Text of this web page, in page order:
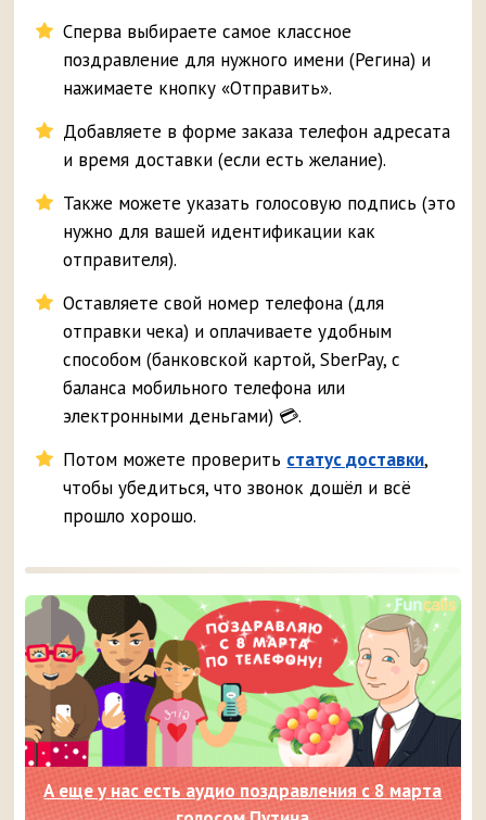
Сперва выбираете самое классное
поздравление для нужного имени (Регина) и
нажимаете кнопку «Отправить».
Добавляете в форме заказа телефон адресата
и время доставки (если есть желание).
Также можете указать голосовую подпись (это
нужно для вашей идентификации как
отправителя).
Оставляете свой номер телефона (для
отправки чека) и оплачиваете удобным
способом (банковской картой, SberPay, с
баланса мобильного телефона или
электронными деньгами) 💳.
Потом можете проверить статус доставки,
чтобы убедиться, что звонок дошёл и всё
прошло хорошо.
А еще у нас есть аудио поздравления с 8 марта